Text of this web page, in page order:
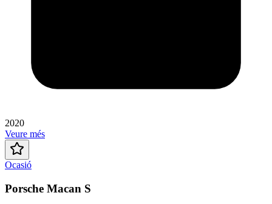
2020
Veure més
Ocasió
Porsche Macan S